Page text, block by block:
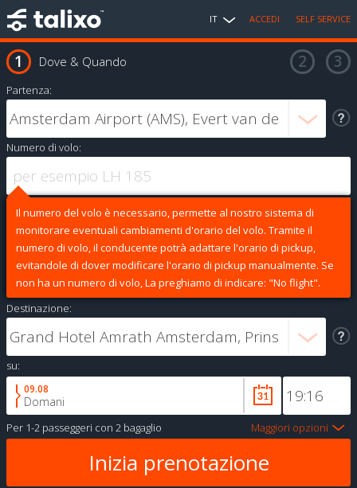
IT ACCEDI SELF SERVICE
Dove & Quando
Partenza:
Numero di volo:
Il numero del volo è necessario, permette al nostro sistema di
monitorare eventuali cambiamenti d'orario del volo. Tramite il
numero di volo, il conducente potrà adattare l'orario di pickup,
evitandole di dover modificare l'orario di pickup manualmente. Se
non ha un numero di volo, La preghiamo di indicare: "No flight".
Destinazione:
su:
09.08
Domani
Per 1-2 passeggeri con 2 bagaglio Maggiori opzioni